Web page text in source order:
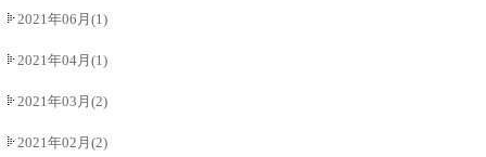
2021年06月(1)
2021年04月(1)
2021年03月(2)
2021年02月(2)